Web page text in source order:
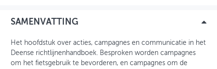
SAMENVATTING
Het hoofdstuk over acties, campagnes en communicatie in het
Deense richtlijnenhandboek. Besproken worden campagnes
om het fietsgebruik te bevorderen, en campagnes om de